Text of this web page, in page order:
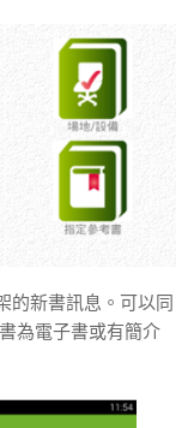
的新書訊息。可以同
為電子書或有簡介